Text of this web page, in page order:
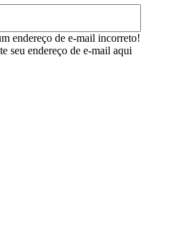
endereço de e-mail incorreto!
seu endereço de e-mail aqui